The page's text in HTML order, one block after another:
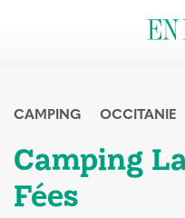
CAMPING OCCITANIE
Camping
Fées